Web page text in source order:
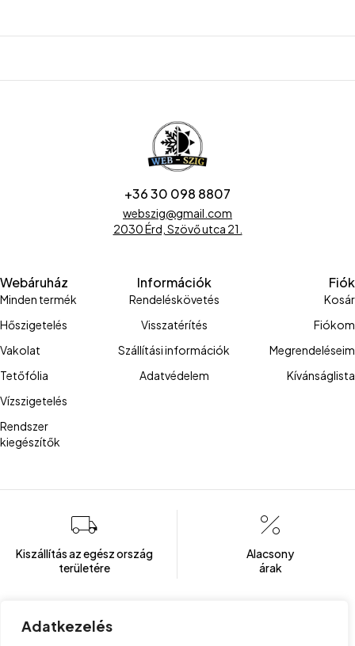
Adatkezelés
+36 30 098 8807
webszig@gmail.com
2030 Érd, Szövő utca 21.
Webáruház
Minden termék
Hőszigetelés
Vakolat
Tetőfólia
Vízszigetelés
Rendszer
kiegészítők
Információk
Rendeléskövetés
Visszatérítés
Szállítási információk
Adatvédelem
Fiók
Kosár
Fiókom
Megrendeléseim
Kívánságlista
Kiszállítás az egész ország
területére
Alacsony
árak